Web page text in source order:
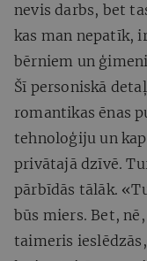
nevis darbs, bet
kas man nepatīk,
bērniem un
Šī personiskā
romantikas ēnas
tehnoloģiju un
privātajā dzīvē.
pārbīdās tālāk.
būs miers. Bet,
taimeris